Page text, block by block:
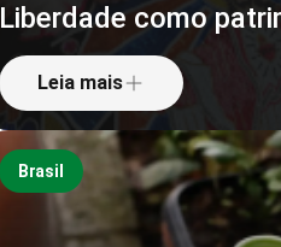
Liberdade como
Leia mais
Brasil